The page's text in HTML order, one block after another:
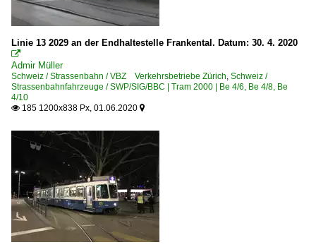
Linie 13 2029 an der Endhaltestelle Frankental. Datum: 30. 4. 2020

Admir Müller
Schweiz / Strassenbahn / VBZ Verkehrsbetriebe Zürich, Schweiz /
Strassenbahnfahrzeuge / SWP/SIG/BBC | Tram 2000 | Be 4/6, Be 4/8, Be
4/10
 185 1200x838 Px, 01.06.2020 